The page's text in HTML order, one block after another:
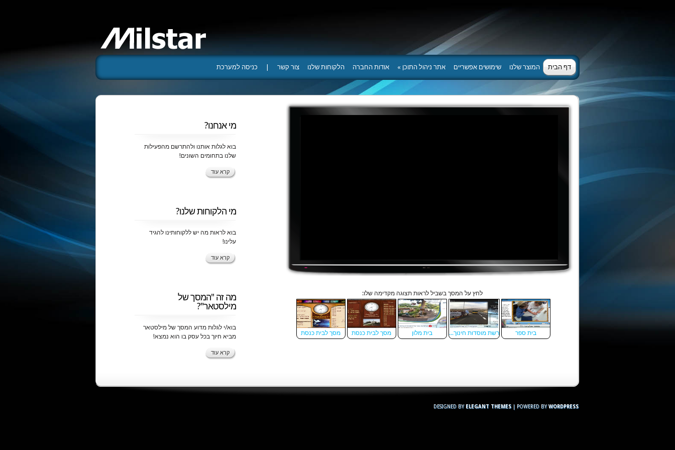
דף הבית המוצר שלנו שימושים אפשריים אתר ניהול התוכן » אודות החברה הלקוחות שלנו צור קשר כניסה למערכת
לחץ על המסך בשביל לראות תצוגה מקדימה שלו:
בית ספר רשת מוסדות חינוך... בית מלון מסך לבית כנסת מסך לבית כנסת
מי אנחנו?
בוא לגלות אותנו ולהתרשם מהפעילות
שלנו בתחומים השונים!
קרא עוד
מי הלקוחות שלנו?
בוא לראות מה יש ללקוחותינו להגיד
עלינו!
קרא עוד
מה זה "המסך של
מילסטאר"?
בוא/י לגלות מדוע המסך של מילסטאר
מביא חיוך בכל עסק בו הוא נמצא!
קרא עוד
DESIGNED BY ELEGANT THEMES| POWERED BYWORDPRESS